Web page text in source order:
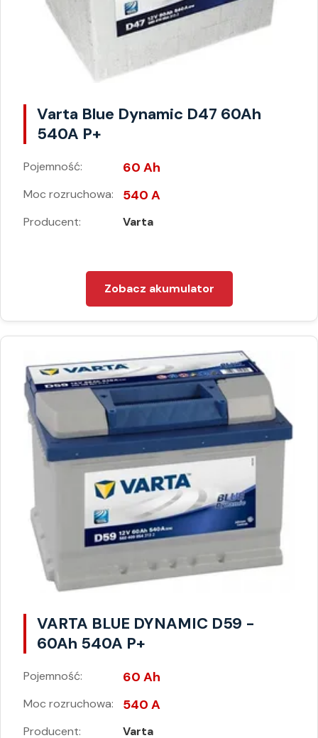
Varta Blue Dynamic D47 60Ah
540A P+
Pojemność: 60 Ah
Moc rozruchowa: 540 A
Producent: Varta
Zobacz akumulator
VARTA BLUE DYNAMIC D59 -
60Ah 540A P+
Pojemność: 60 Ah
Moc rozruchowa: 540 A
Producent: Varta